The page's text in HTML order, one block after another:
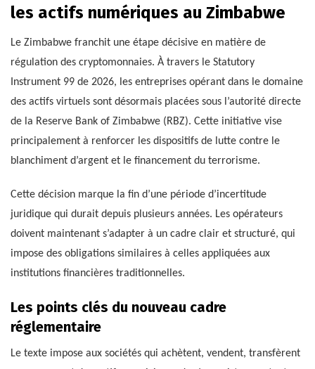
les actifs numériques au Zimbabwe
Le Zimbabwe franchit une étape décisive en matière de
régulation des cryptomonnaies. À travers le Statutory
Instrument 99 de 2026, les entreprises opérant dans le domaine
des actifs virtuels sont désormais placées sous l’autorité directe
de la Reserve Bank of Zimbabwe (RBZ). Cette initiative vise
principalement à renforcer les dispositifs de lutte contre le
blanchiment d’argent et le financement du terrorisme.
Cette décision marque la fin d’une période d’incertitude
juridique qui durait depuis plusieurs années. Les opérateurs
doivent maintenant s’adapter à un cadre clair et structuré, qui
impose des obligations similaires à celles appliquées aux
institutions financières traditionnelles.
Les points clés du nouveau cadre
réglementaire
Le texte impose aux sociétés qui achètent, vendent, transfèrent